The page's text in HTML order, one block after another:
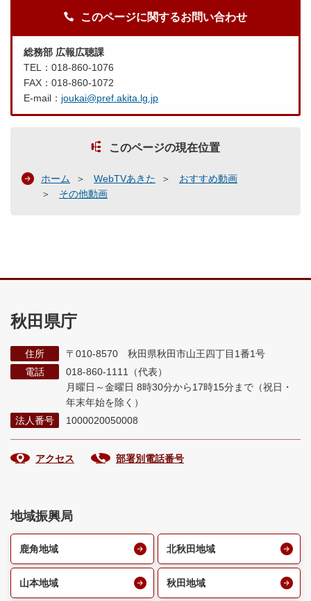
このページに関するお問い合わせ
総務部 広報広聴課
TEL：018-860-1076
FAX：018-860-1072
E-mail： joukai@pref.akita.lg.jp
このページの現在位置
ホーム WebTVあきた
おすすめ動画
その他動画
秋田県庁
住所
〒010-8570 秋田県秋田市山王四丁目1番1号
電話
018-860-1111（代表）
月曜日～金曜日 8時30分から17時15分まで （祝日・
年末年始を除く）
法人番号
1000020050008
アクセス 部署別電話番号
地域振興局
鹿角地域 北秋田地域
山本地域 秋田地域